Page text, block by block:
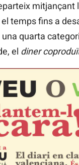
mitjançant
temps fins a
quarta
el diner